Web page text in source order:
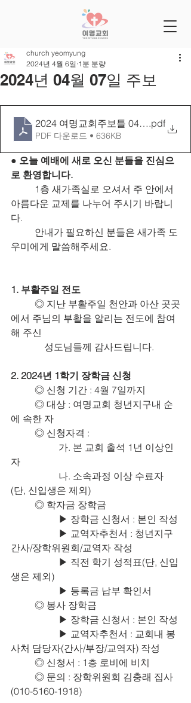
2024년 04월 07일 주보
church yeomyung
2024년 4월 6일 1분 분량
2024 여명교회주보틀 0407[27-15]
.pdf
PDF 다운로드 • 636KB
● 오늘 예배에 새로 오신 분들을 진심으
로 환영합니다.
1층 새가족실로 오셔서 주 안에서
아름다운 교제를 나누어 주시기 바랍니
다.
안내가 필요하신 분들은 새가족 도
우미에게 말씀해주세요.
1. 부활주일 전도
에서 주님의 부활을 알리는 전도에 참여
해 주신
	    성도님들께 감사드립니다.
2. 2024년 1학기 장학금 신청
	◎ 신청 기간 : 4월 7일까지
에 속한 자
	◎ 신청자격 :
자
(단, 신입생은 제외)
	◎ 학자금 장학금
		▶ 장학금 신청서 : 본인 작성
간사/장학위원회/교역자 작성
생은 제외)
		▶ 등록금 납부 확인서
	◎ 봉사 장학금
		▶ 장학금 신청서 : 본인 작성
사처 담당자(간사/부장/교역자) 작성
	◎ 신청서 : 1층 로비에 비치
(010-5160-1918)